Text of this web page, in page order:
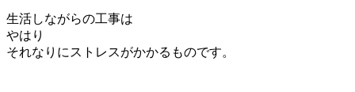
生活しながらの工事は
やはり
それなりにストレスがかかるものです。